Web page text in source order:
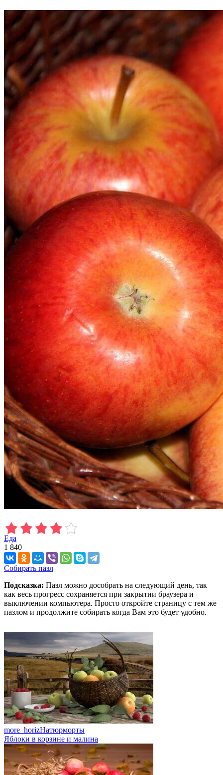
Еда
1 840
Собирать пазл
Подсказка: Пазл можно дособрать на следующий день, так
как весь прогресс сохраняется при закрытии браузера и
выключении компьютера. Просто откройте страницу с тем же
пазлом и продолжите собирать когда Вам это будет удобно.
more_horizНатюрморты
Яблоки в корзине и малина